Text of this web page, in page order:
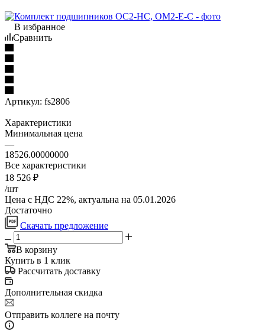
В избранное
Сравнить
Артикул: fs2806
Характеристики
Минимальная цена
—
18526.00000000
Все характеристики
18 526 ₽
/шт
Цена с НДС 22%, актуальна на 05.01.2026
Достаточно
Скачать предложение
В корзину
Купить в 1 клик
Рассчитать доставку
Дополнительная скидка
Отправить коллеге на почту